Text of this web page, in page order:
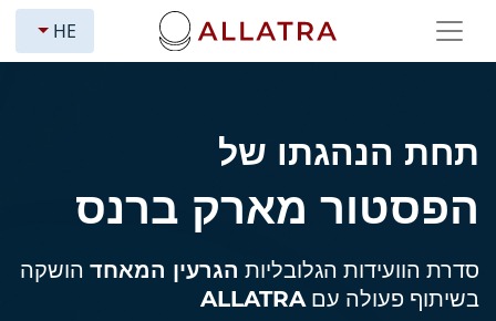
HE
תחת הנהגתו של
הפסטור מארק ברנס
סדרת הוועידות הגלובליות הגרעין המאחד הושקה
בשיתוף פעולה עם ALLATRA